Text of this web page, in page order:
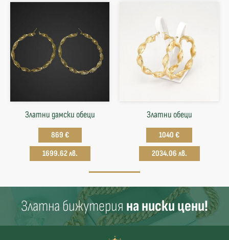
Златни дамски обеци
869 €
1699.62 лв.
Златни обеци
1040 €
2034.06 лв.
Златна бижутерия на ниски цени!